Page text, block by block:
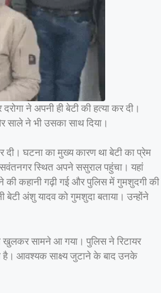
ने अपनी ही बेटी की हत्या कर दी।
साले ने भी उसका साथ दिया।
दी। घटना का मुख्य कारण था बेटी का प्रेम
स्थित अपने ससुराल पहुंचा। यहां
कहानी गढ़ी गई और पुलिस में गुमशुदगी की
बेटी अंशु यादव को गुमशुदा बताया। उन्होंने
खुलकर सामने आ गया। पुलिस ने रिटायर
है। आवश्यक साक्ष्य जुटाने के बाद उनके